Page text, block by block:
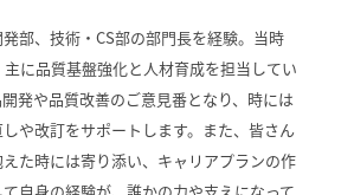
部、技術・CS部の部門長を経験。当時
に品質基盤強化と人材育成を担当してい
発や品質改善のご意見番となり、時には
や改訂をサポートします。また、皆さん
た時には寄り添い、キャリアプランの作